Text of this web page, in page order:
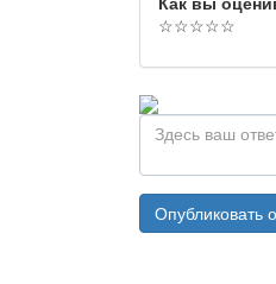
☆☆☆☆☆
Опубликовать